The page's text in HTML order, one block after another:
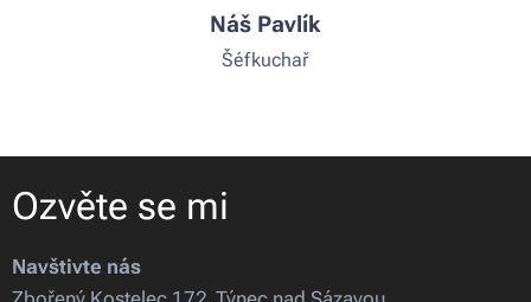
Náš Pavlík
Šéfkuchař
Ozvěte se mi
Navštivte nás